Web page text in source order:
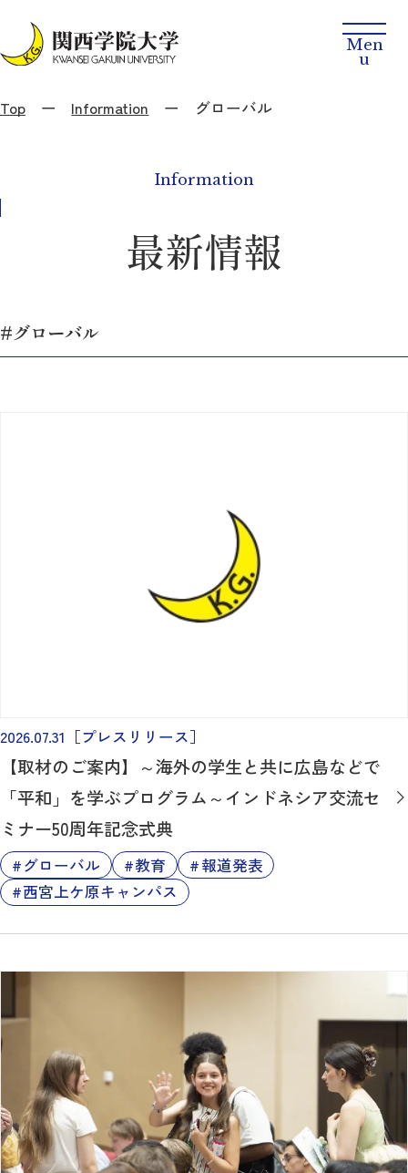
Top Information グローバル
Information
最新情報
#グローバル
2026.07.31 ［プレスリリース］
【取材のご案内】～海外の学生と共に広島などで
「平和」を学ぶプログラム～インドネシア交流セ
ミナー50周年記念式典
グローバル 教育
報道発表
西宮上ケ原キャンパス